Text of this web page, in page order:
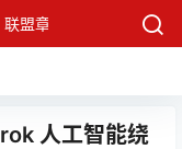
联盟章程 联盟架构
人工智能绕